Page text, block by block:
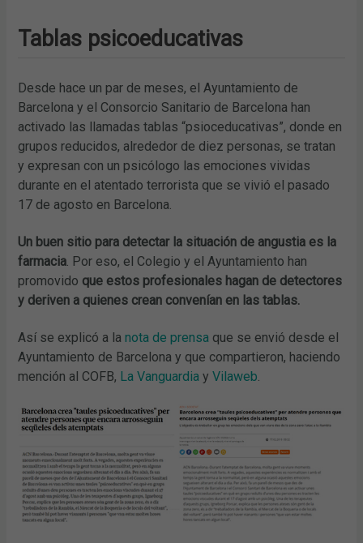
Tablas psicoeducativas
Desde hace un par de meses, el Ayuntamiento de
Barcelona y el Consorcio Sanitario de Barcelona han
activado las llamadas tablas “psioceducativas”, donde en
grupos reducidos, alrededor de diez personas, se tratan
y expresan con un psicólogo las emociones vividas
durante en el atentado terrorista que se vivió el pasado
17 de agosto en Barcelona.
Un buen sitio para detectar la situación de angustia es la
farmacia . Por eso, el Colegio y el Ayuntamiento han
promovido que estos profesionales hagan de detectores
y deriven a quienes crean convenían en las tablas.
Así se explicó a lanota de prensa que se envió desde el
Ayuntamiento de Barcelona y que compartieron, haciendo
mención al COFB, La Vanguardia yVilaweb